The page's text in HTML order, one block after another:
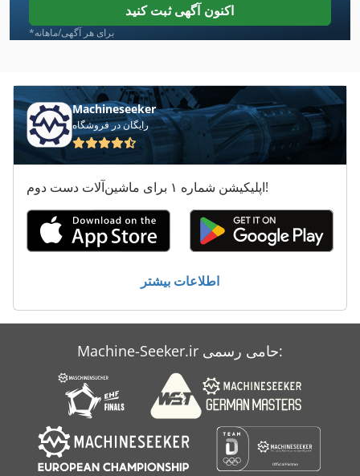
اکنون آگهی ثبت کنید
*برای هر آگهی/ماهانه
Machineseeker
رایگان در فروشگاه
اپلیکیشن شماره ۱ برای ماشین‌آلات دست دوم!
اطلاعات بیشتر
Machine-Seeker.ir حامی رسمی: